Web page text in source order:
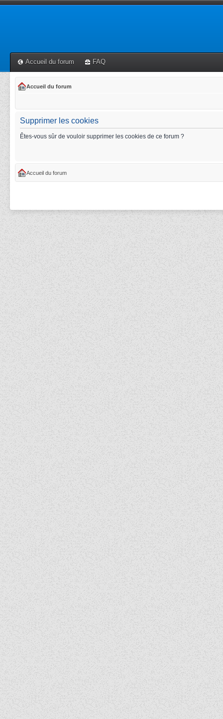
Accueil du forum FAQ
Accueil du forum
Supprimer les cookies
Êtes-vous sûr de vouloir supprimer les cookies de ce forum ?
Accueil du forum